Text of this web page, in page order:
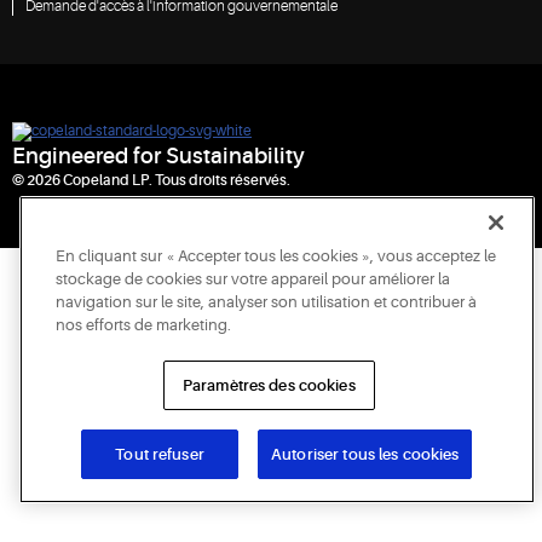
Demande d'accès à l'information gouvernementale
Engineered for Sustainability
© 2026 Copeland LP. Tous droits réservés.
En cliquant sur « Accepter tous les cookies », vous acceptez le
stockage de cookies sur votre appareil pour améliorer la
navigation sur le site, analyser son utilisation et contribuer à
nos efforts de marketing.
Paramètres des cookies
Tout refuser Autoriser tous les cookies